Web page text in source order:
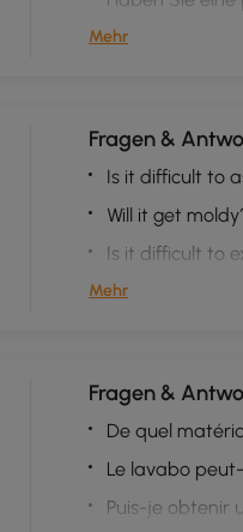
Mehr
Fragen &
Is it difficult to
Will it get
Is it difficult to
Mehr
Fragen &
De quel
Le lavabo
Puis-je obtenir